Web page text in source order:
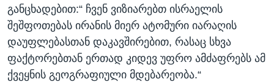
განცხადებით:“ ჩვენ ვიზიარებთ ისრაელის
შეშფოთებას ირანის მიერ ატომური იარაღის
დაუფლებასთან დაკავშირებით, რასაც სხვა
ფაქტორებთან ერთად კიდევ უფრო ამძაფრებს ამ
ქვეყნის გეოგრაფიული მდებარეობა.“